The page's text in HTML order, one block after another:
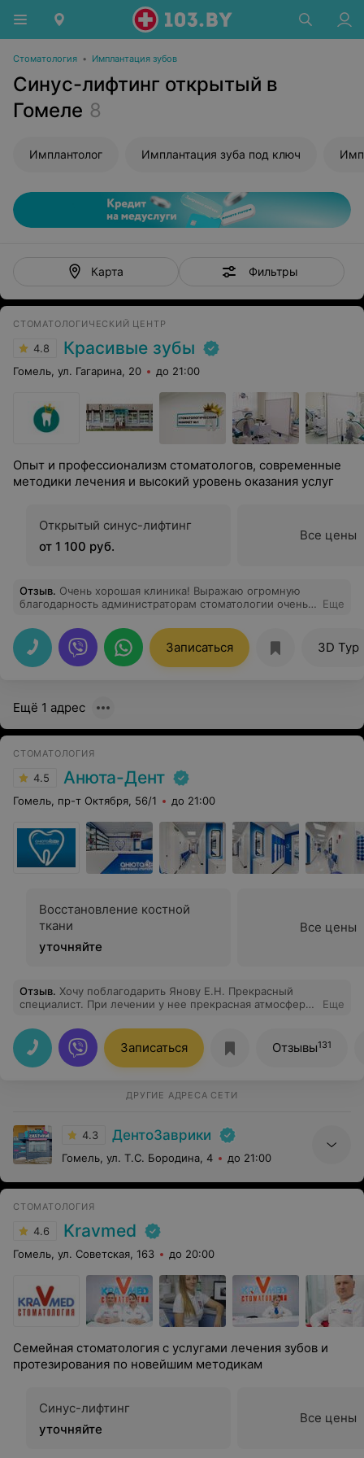
Стоматология • Имплантация зубов
Синус-лифтинг открытый в
Гомеле 8
Имплантолог Имплантация зуба под ключ
Карта Фильтры
СТОМАТОЛОГИЧЕСКИЙ ЦЕНТР
4.8 Красивые зубы
Гомель, ул. Гагарина, 20 до 21:00
Опыт и профессионализм стоматологов, современные
методики лечения и высокий уровень оказания услуг
Открытый синус-лифтинг
от 1 100 руб.
Все цены
Отзыв. Очень хорошая клиника! Выражаю огромную
благодарность администраторам стоматологии очень
Девчата, вы умнички! Очень хочется поблагодарить
врачей Наталью Владимировну и Артема Николаевича
эти врачи профессионалы своего дела! Я рекомендую
клинику всем! Вы не пожалеете, что обратились!
нам!!!!
Еще
Записаться 3D Тур
Ещё 1 адрес
СТОМАТОЛОГИЯ
4.5 Анюта-Дент
Гомель, пр-т Октября, 56/1 до 21:00
Восстановление костной
ткани
уточняйте
Все цены
Отзыв. Хочу поблагодарить Янову Е.Н. Прекрасный
специалист. При лечении у нее прекрасная атмосфера,
нюансов. Огромное спасибо ей.
Еще
Записаться Отзывы131
ДРУГИЕ АДРЕСА СЕТИ
4.3 ДентоЗаврики
Гомель, ул. Т.С. Бородина, 4 до 21:00
СТОМАТОЛОГИЯ
4.6 Kravmed
Гомель, ул. Советская, 163 до 20:00
Семейная стоматология с услугами лечения зубов и
протезирования по новейшим методикам
Синус-лифтинг
уточняйте
Все цены